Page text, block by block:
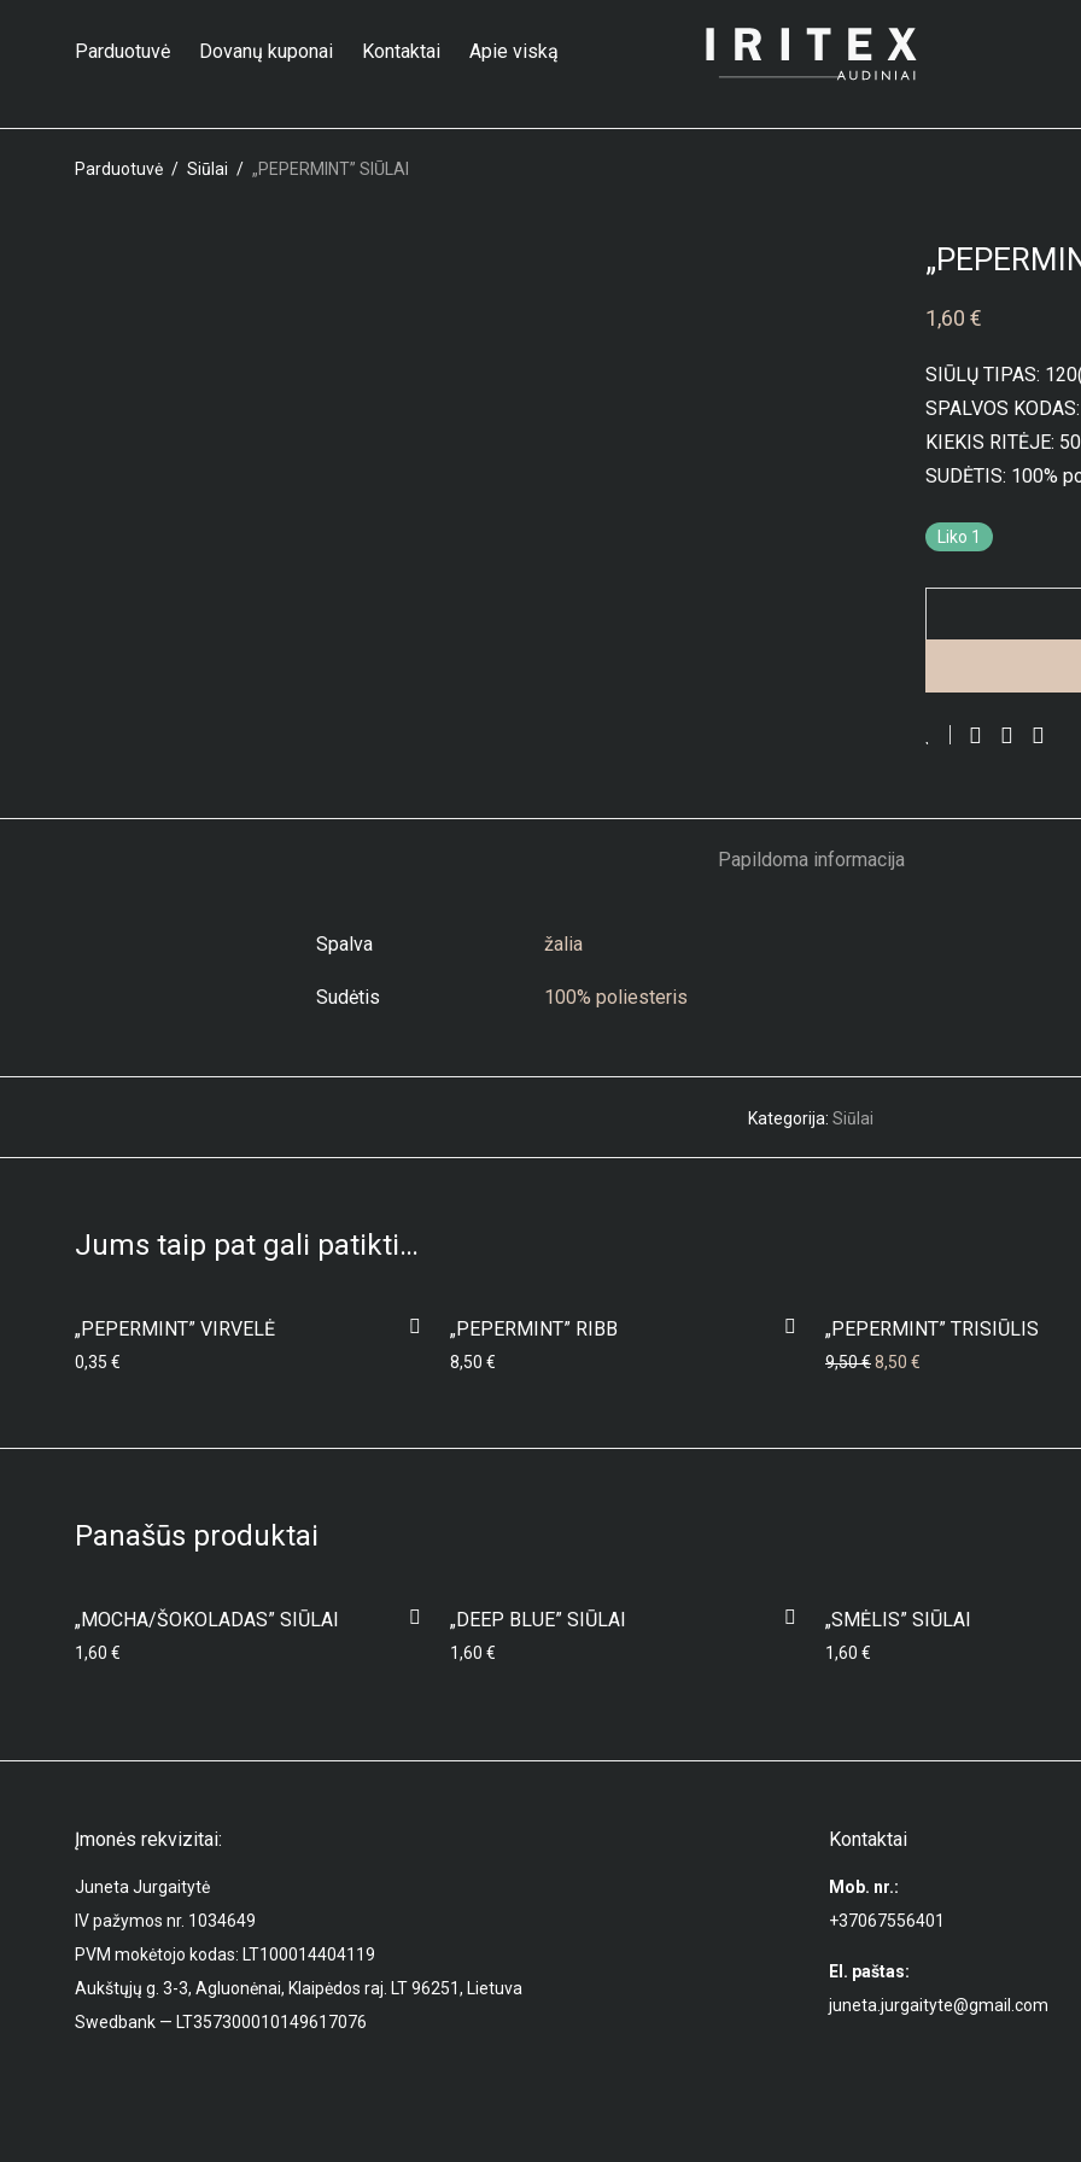
Parduotuvė Dovanų kuponai Kontaktai Apie viską
Parduotuvė / Siūlai / „PEPERMINT” SIŪLAI
1,60 €
SIŪLŲ TIPAS:
SPALVOS
KIEKIS RITĖJE:
SUDĖTIS: 100%
Liko 1
Papildoma informacija
Spalva žalia
Sudėtis 100% poliesteris
Kategorija: Siūlai
Jums taip pat gali patikti…
„PEPERMINT” VIRVELĖ
0,35 €
„PEPERMINT” RIBB
8,50 €
„PEPERMINT” TRISIŪLIS
9,50€Original price was: 9,50 €.
8,50 €
Panašūs produktai
„MOCHA/ŠOKOLADAS” SIŪLAI
1,60 €
„DEEP BLUE” SIŪLAI
1,60 €
„SMĖLIS” SIŪLAI
1,60 €
Įmonės rekvizitai:
Juneta Jurgaitytė
IV pažymos nr. 1034649
PVM mokėtojo kodas: LT100014404119
Aukštųjų g. 3-3, Agluonėnai, Klaipėdos raj. LT 96251, Lietuva
Swedbank — LT357300010149617076
Kontaktai
Mob. nr.:
+37067556401
El. paštas:
juneta.jurgaityte@gmail.com